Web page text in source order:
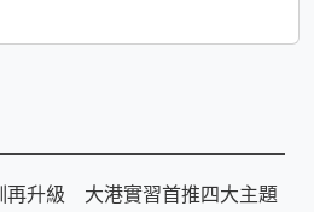
再升級 大港實習首推四大主題